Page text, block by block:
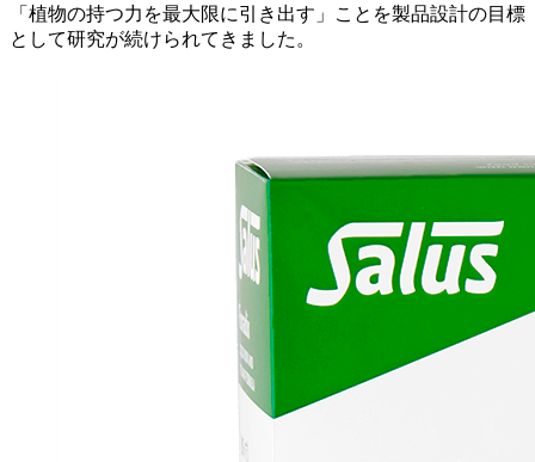
「植物の持つ力を最大限に引き出す」ことを製品設計の目標
として研究が続けられてきました。